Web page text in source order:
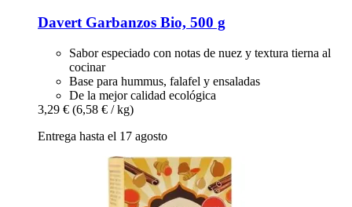
Davert Garbanzos Bio, 500 g
Sabor especiado con notas de nuez y textura tierna al
cocinar
Base para hummus, falafel y ensaladas
De la mejor calidad ecológica
3,29 € (6,58 € / kg)
Entrega hasta el 17 agosto